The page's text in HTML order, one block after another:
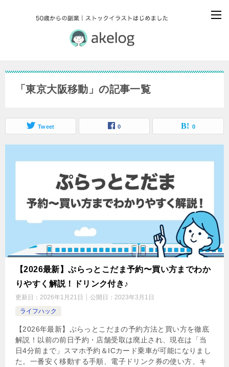
「東京大阪移動」の記事一覧
Tweet 0 0
【2026最新】ぷらっとこだま予約〜買い方までわか
りやすく解説！ドリンク付き♪
更新日： 2026年1月21日 公開日： 2023年3月1日
ライフハック
【2026年最新】ぷらっとこだまの予約方法と買い方を徹底
解説！以前の前日予約・店舗受取は廃止され、現在は「当
日4分前まで」スマホ予約＆ICカード乗車が可能になりまし
た。一番安く移動する手順、電子ドリンク券の使い方、キ